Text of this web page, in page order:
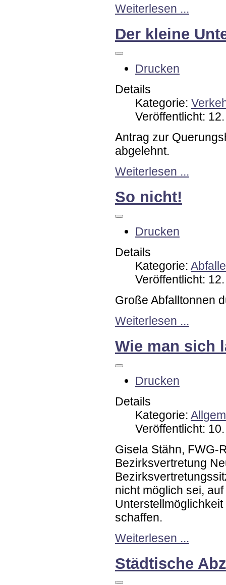
Weiterlesen ...
Der kleine
Drucken
Details
Kategorie:
Veröffentlicht:
Antrag zur
abgelehnt.
Weiterlesen ...
So nicht!
Drucken
Details
Kategorie:
Veröffentlicht:
Große Abfalltonnen
Weiterlesen ...
Wie man sich
Drucken
Details
Kategorie:
Veröffentlicht:
Gisela Stähn, FWG-
Bezirksvertretung
nicht möglich sei,
schaffen.
Weiterlesen ...
Städtische